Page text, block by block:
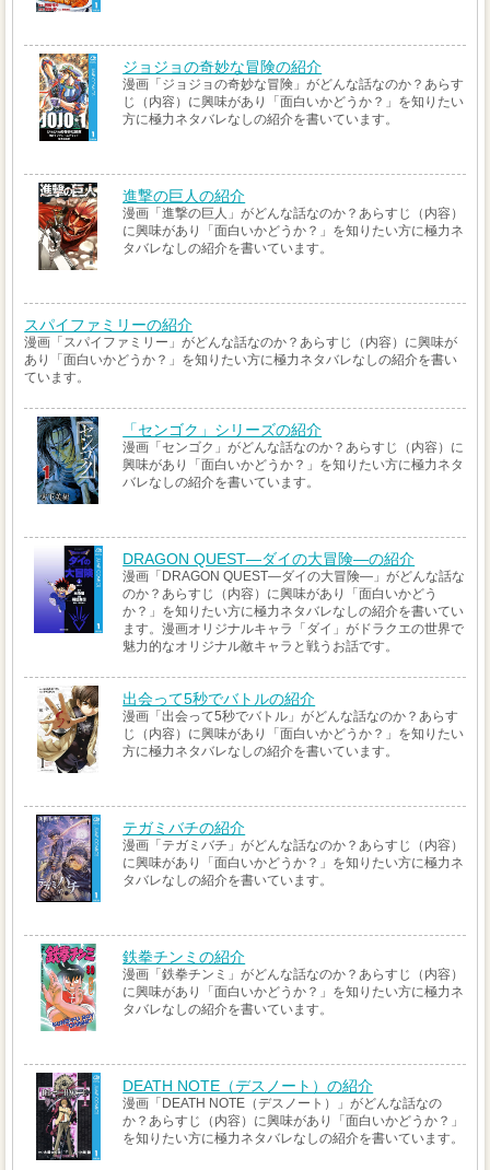
ジョジョの奇妙な冒険の紹介
漫画「ジョジョの奇妙な冒険」がどんな話なのか？あらす
じ（内容）に興味があり「面白いかどうか？」を知りたい
方に極力ネタバレなしの紹介を書いています。
進撃の巨人の紹介
漫画「進撃の巨人」がどんな話なのか？あらすじ（内容）
に興味があり「面白いかどうか？」を知りたい方に極力ネ
タバレなしの紹介を書いています。
スパイファミリーの紹介
漫画「スパイファミリー」がどんな話なのか？あらすじ（内容）に興味が
あり「面白いかどうか？」を知りたい方に極力ネタバレなしの紹介を書い
ています。
「センゴク」シリーズの紹介
漫画「センゴク」がどんな話なのか？あらすじ（内容）に
興味があり「面白いかどうか？」を知りたい方に極力ネタ
バレなしの紹介を書いています。
DRAGON QUEST―ダイの大冒険―の紹介
漫画「DRAGON QUEST―ダイの大冒険―」がどんな話な
のか？あらすじ（内容）に興味があり「面白いかどう
か？」を知りたい方に極力ネタバレなしの紹介を書いてい
ます。漫画オリジナルキャラ「ダイ」がドラクエの世界で
魅力的なオリジナル敵キャラと戦うお話です。
出会って5秒でバトルの紹介
漫画「出会って5秒でバトル」がどんな話なのか？あらす
じ（内容）に興味があり「面白いかどうか？」を知りたい
方に極力ネタバレなしの紹介を書いています。
テガミバチの紹介
漫画「テガミバチ」がどんな話なのか？あらすじ（内容）
に興味があり「面白いかどうか？」を知りたい方に極力ネ
タバレなしの紹介を書いています。
鉄拳チンミの紹介
漫画「鉄拳チンミ」がどんな話なのか？あらすじ（内容）
に興味があり「面白いかどうか？」を知りたい方に極力ネ
タバレなしの紹介を書いています。
DEATH NOTE（デスノート）の紹介
漫画「DEATH NOTE（デスノート）」がどんな話なの
か？あらすじ（内容）に興味があり「面白いかどうか？」
を知りたい方に極力ネタバレなしの紹介を書いています。